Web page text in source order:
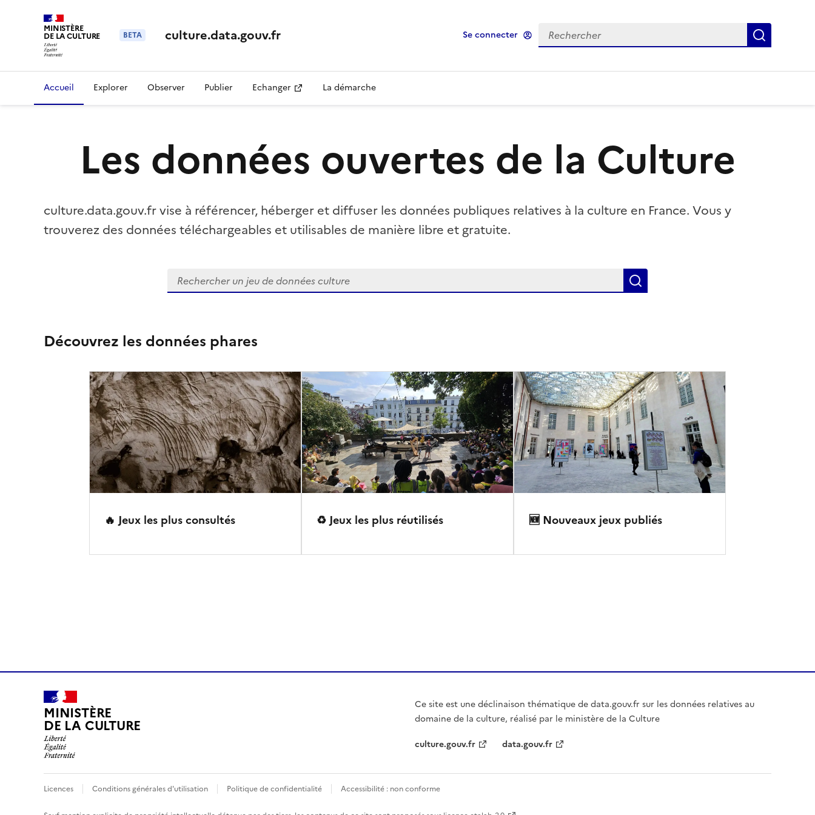
MINISTÈRE
DE LA CULTURE BETA culture.data.gouv.fr Se connecter
Rechercher
Accueil Explorer Observer Publier Echanger La démarche
Les données ouvertes de la Culture
culture.data.gouv.fr vise à référencer, héberger et diffuser les données publiques relatives à la culture en France. Vous y
trouverez des données téléchargeables et utilisables de manière libre et gratuite.
Rechercher
Découvrez les données phares
🔥 Jeux les plus consultés ♻️ Jeux les plus réutilisés 🆕 Nouveaux jeux publiés
MINISTÈRE
DE LA CULTURE
Ce site est une déclinaison thématique de data.gouv.fr sur les données relatives au
domaine de la culture, réalisé par le ministère de la Culture
culture.gouv.fr
data.gouv.fr
Licences Conditions générales d'utilisation Politique de confidentialité Accessibilité : non conforme